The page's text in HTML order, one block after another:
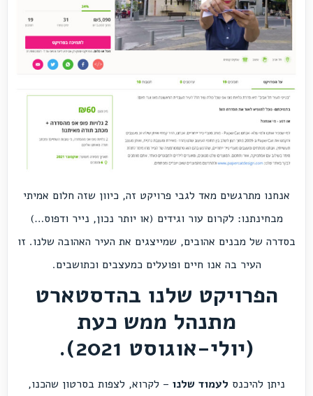
אנחנו מתרגשים מאד לגבי פרויקט זה, כיוון שזה חלום אמיתי
מבחינתנו: לקרום עור וגידים (או יותר נכון, נייר ודפוס…)
בסדרה של מבנים אהובים, שמייצגים את העיר האהובה שלנו. זו
העיר בה אנו חיים ופועלים כמעצבים וכתושבים.
הפרויקט שלנו בהדסטארט
מתנהל ממש כעת
(יולי-אוגוסט 2021).
ניתן להיכנס לעמוד שלנו – לקרוא, לצפות בסרטון שהכנו,